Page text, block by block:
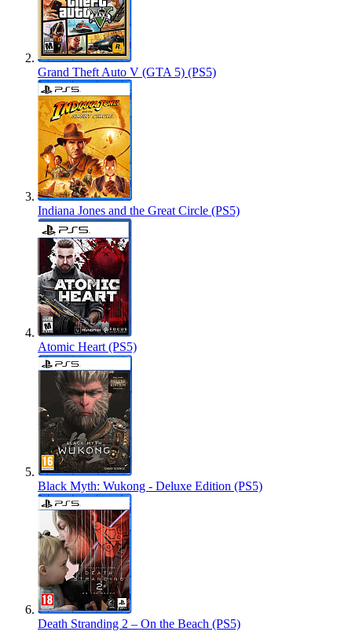
Grand Theft Auto V (GTA 5) (PS5)
Indiana Jones and the Great Circle (PS5)
Atomic Heart (PS5)
Black Myth: Wukong - Deluxe Edition (PS5)
Death Stranding 2 – On the Beach (PS5)